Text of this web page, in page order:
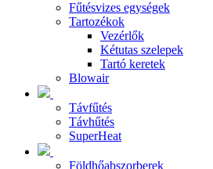
Fűtésvizes egységek
Tartozékok
Vezérlők
Kétutas szelepek
Tartó keretek
Blowair
Távfűtés
Távhűtés
SuperHeat
Földhőabszorberek